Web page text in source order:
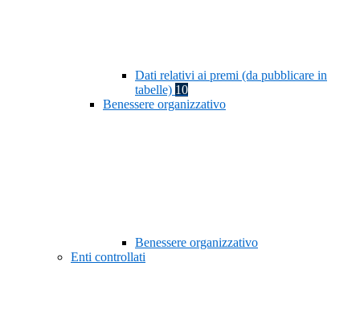
Dati relativi ai premi (da pubblicare in
tabelle) 10
Benessere organizzativo
Benessere organizzativo
Enti controllati